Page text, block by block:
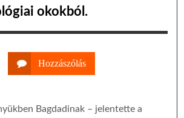
okokból.
Hozzászólás
Bagdadinak – jelentette a